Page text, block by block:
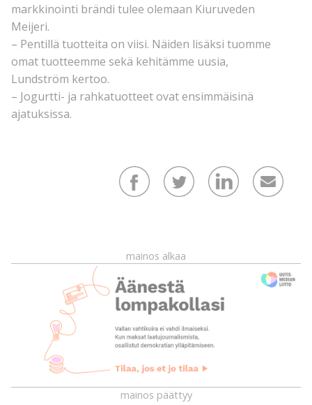
markkinointi brändi tulee olemaan Kiuruveden
Meijeri.
– Pentillä tuotteita on viisi. Näiden lisäksi tuomme
omat tuotteemme sekä kehitämme uusia,
Lundström kertoo.
– Jogurtti- ja rahkatuotteet ovat ensimmäisinä
ajatuksissa.
mainos alkaa
mainos päättyy